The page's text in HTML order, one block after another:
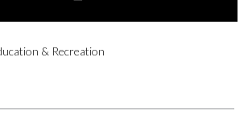
& Recreation